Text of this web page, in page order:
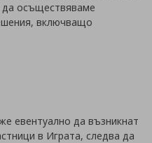
да осъществяваме
включващо
евентуално да възникнат
в Играта, следва да